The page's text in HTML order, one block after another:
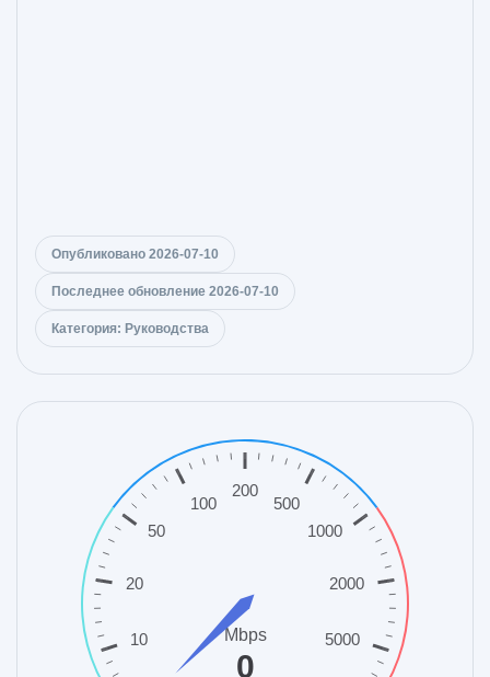
Опубликовано 2026-07-10
Последнее обновление 2026-07-10
Категория: Руководства